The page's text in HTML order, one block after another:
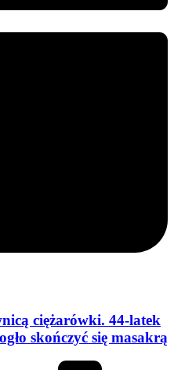
ciężarówki. 44-latek
skończyć się masakrą